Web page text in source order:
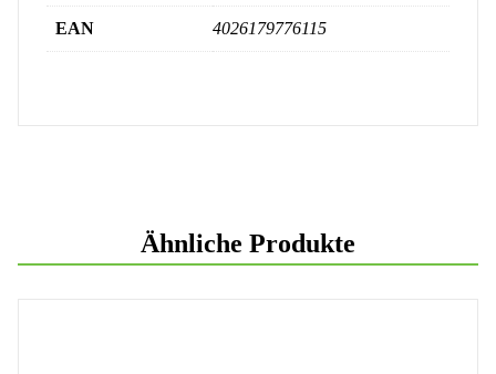
EAN 4026179776115
Ähnliche Produkte